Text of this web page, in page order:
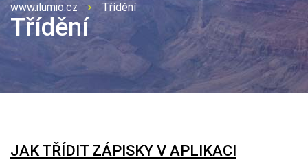
www.ilumio.cz Třídění
Třídění
JAK TŘÍDIT ZÁPISKY V APLIKACI